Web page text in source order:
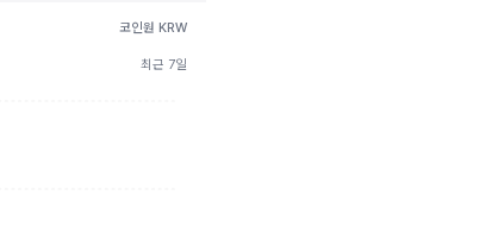
코인원 KRW
최근 7일